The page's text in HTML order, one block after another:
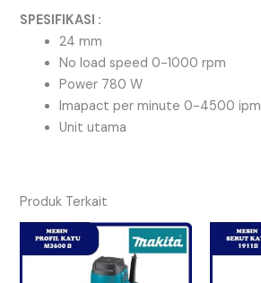
SPESIFIKASI :
24 mm
No load speed 0-1000 rpm
Power 780 W
Imapact per minute 0-4500 ipm
Unit utama
Produk Terkait